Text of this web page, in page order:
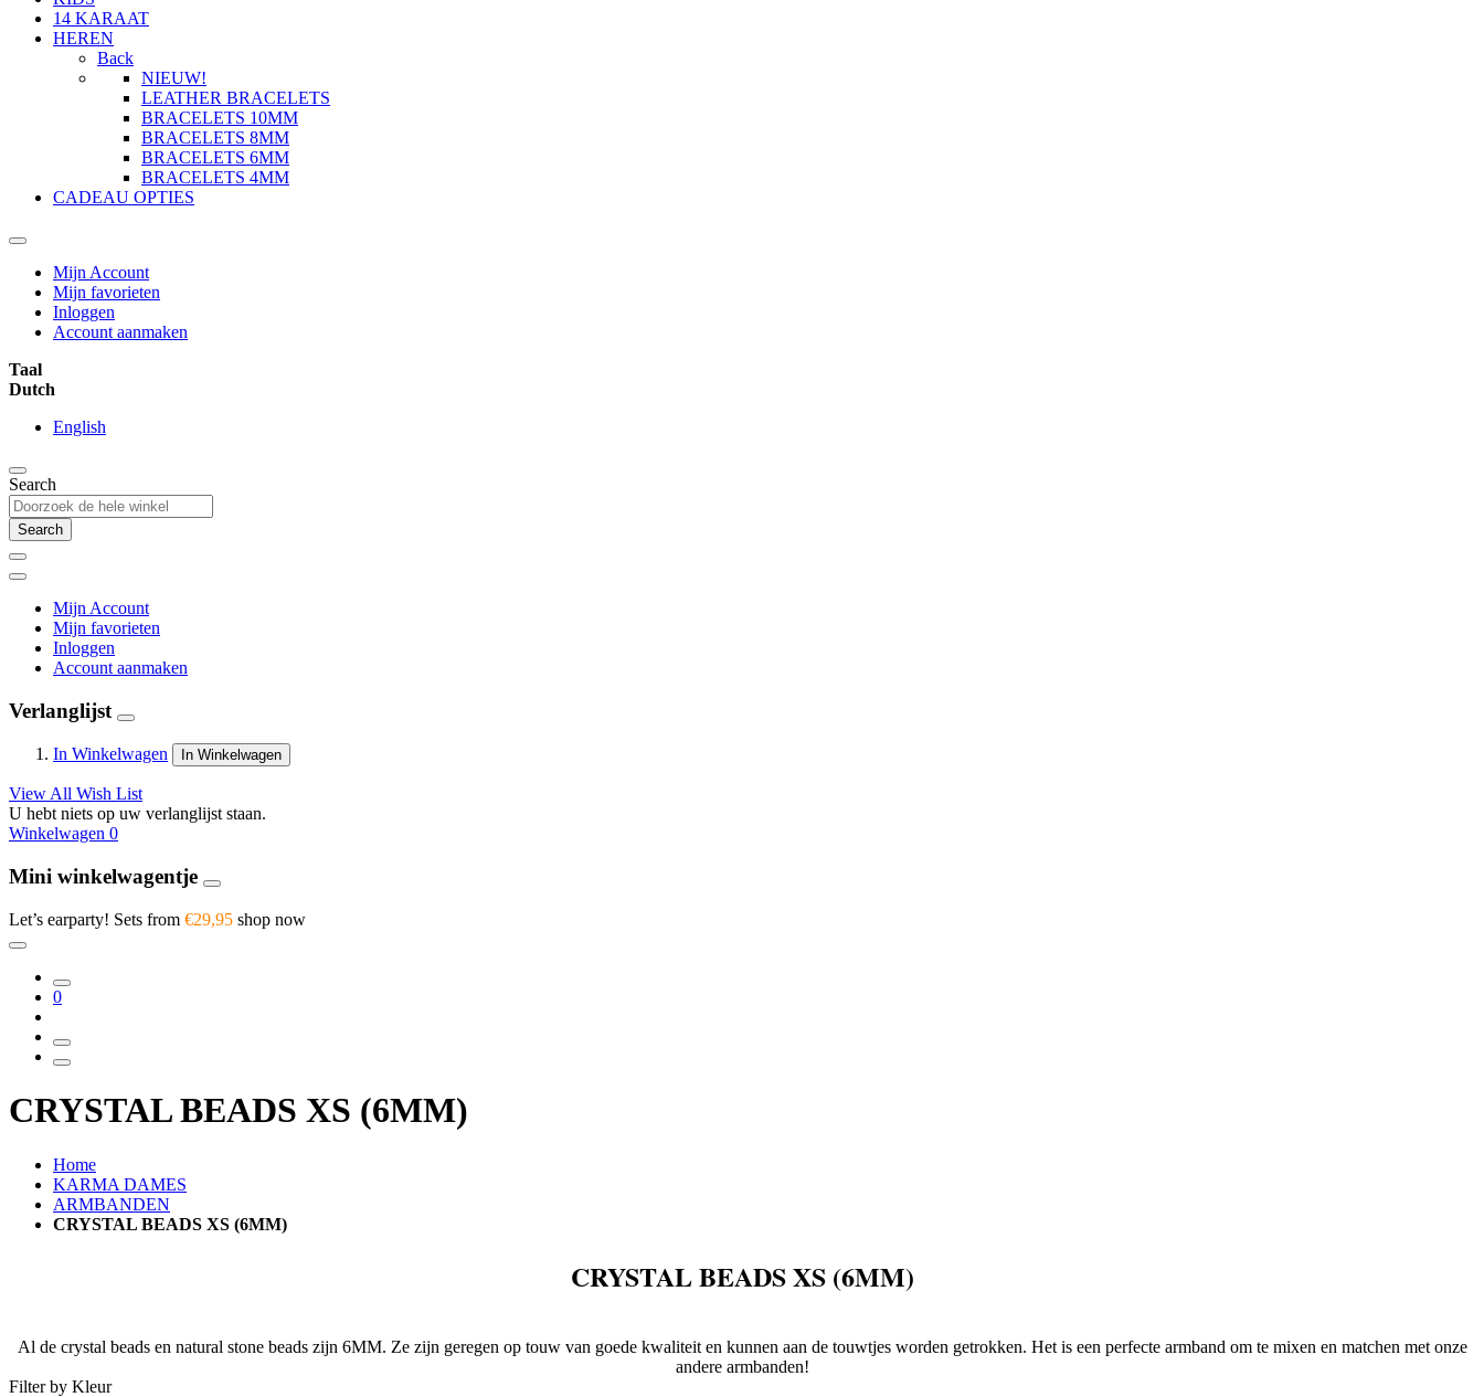
14 KARAAT
HEREN
Back
NIEUW!
LEATHER BRACELETS
BRACELETS 10MM
BRACELETS 8MM
BRACELETS 6MM
BRACELETS 4MM
CADEAU OPTIES
Mijn Account
Mijn favorieten
Inloggen
Account aanmaken
Taal
Dutch
English
Search
Search
Mijn Account
Mijn favorieten
Inloggen
Account aanmaken
Verlanglijst
In Winkelwagen In Winkelwagen
View All Wish List
U hebt niets op uw verlanglijst staan.
Winkelwagen 0
Mini winkelwagentje
Let’s earparty! Sets from €29,95 shop now
0
CRYSTAL BEADS XS (6MM)
Home
KARMA DAMES
ARMBANDEN
CRYSTAL BEADS XS (6MM)
CRYSTAL BEADS XS (6MM)
Al de crystal beads en natural stone beads zijn 6MM. Ze zijn geregen op touw van goede kwaliteit en kunnen aan de touwtjes worden getrokken. Het is een perfecte armband om te mixen en matchen met onze
andere armbanden!
Filter by Kleur